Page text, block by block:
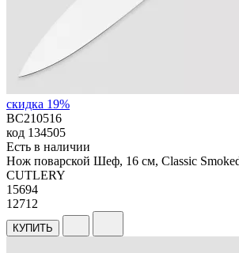
скидка 19%
BC210516
код 134505
Есть в наличии
Нож поварской Шеф, 16 см, Classic
CUTLERY
15694
12712
КУПИТЬ